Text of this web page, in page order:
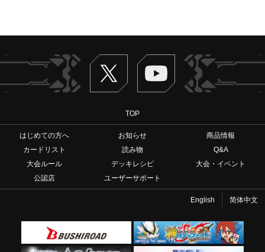
Twitter ヴァンガードch
TOP
はじめての方へ お知らせ
商品情報
カードリスト
読み物
Q&A
大会ルール
デッキレシピ
大会・イベント
公認店
ユーザーサポート
English 简体中文